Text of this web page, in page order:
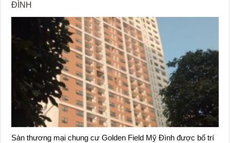
ĐÌNH
Sàn thương mại chung cư Golden Field Mỹ Đình được bố trí